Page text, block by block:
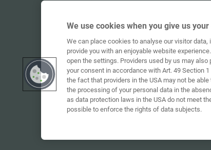
We use cookies when you give us
We can place cookies to analyse our visitor
provide you with an enjoyable website
open the settings. Providers used by us may
your consent in accordance with Art. 49 Section
the fact that providers in the USA may not be
the processing of your personal data in the
as data protection laws in the USA do not meet
possible to enforce the rights of data subjects.